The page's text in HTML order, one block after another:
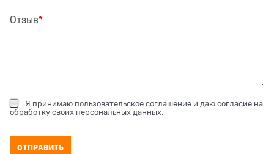
Отзыв
Я принимаю пользовательское соглашение и даю согласие на
обработку своих персональных данных